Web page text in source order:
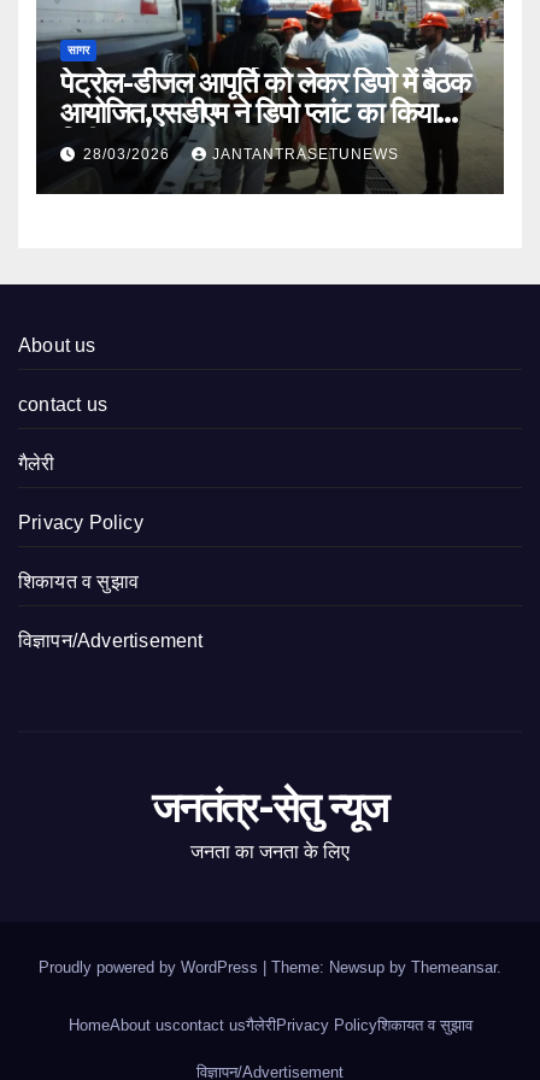
सागर
पेट्रोल-डीजल आपूर्ति को लेकर डिपो में बैठक
आयोजित,एसडीएम ने डिपो प्लांट का किया
निरीक्षण
28/03/2026 JANTANTRASETUNEWS
About us
contact us
गैलेरी
Privacy Policy
शिकायत व सुझाव
विज्ञापन/Advertisement
जनतंत्र-सेतु न्यूज
जनता का जनता के लिए
Proudly powered by WordPress | Theme: Newsup by Themeansar.
HomeAbout uscontact usगैलेरीPrivacy Policyशिकायत व सुझाव
विज्ञापन/Advertisement